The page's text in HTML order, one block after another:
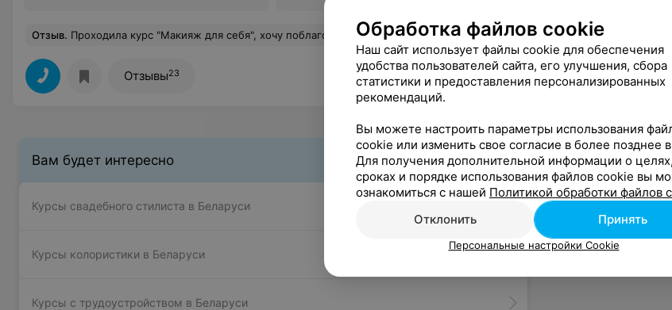
Отзыв. Проходила курс "Макияж для себя", хочу поблагодарить от всей души преподавателя Елизарову Наталью. Курс прошёл на одном дыхании! Спасибо Вам за внимание, за индивидуальный подход и за видения образа, в который ты влюбляешься моментально. Атмосфера была очень приятной, дружелюбной, располагающей. Спасибо за практические советы, которым я доверяю и хочется следовать. Всего за 5 занятий я получила больше информации и рекомендаций (самое главное, которые подходят именно мне), которые я не получила за всю жизнь! Спасибо за вдохновение к преображению! Девочки, могу смело рекомендовать преподавателя Елизарову Наталью и буду, с удовольствием, обращаться к ней за советами еще. Кстати, у Елизаровой Натальи, есть ещё уникальный курс по "Стилистике", так что я уже планирую следующее обучение в своем расписании, ведь преображения нет предела, не так ли? Еще
Отзывы23
Вам будет интересно
Курсы свадебного стилиста в Беларуси
Курсы колористики в Беларуси
Курсы с трудоустройством в Беларуси
Обработка файлов cookie
Наш сайт использует файлы cookie для обеспечения
удобства пользователей сайта, его улучшения, сбора
статистики и предоставления персонализированных
рекомендаций.
Вы можете настроить параметры использования
cookie или изменить свое согласие в более позднее
Для получения дополнительной информации о целях,
сроках и порядке использования файлов cookie вы
ознакомиться с нашей Политикой обработки файлов
Отклонить
Принять
Персональные настройки Cookie